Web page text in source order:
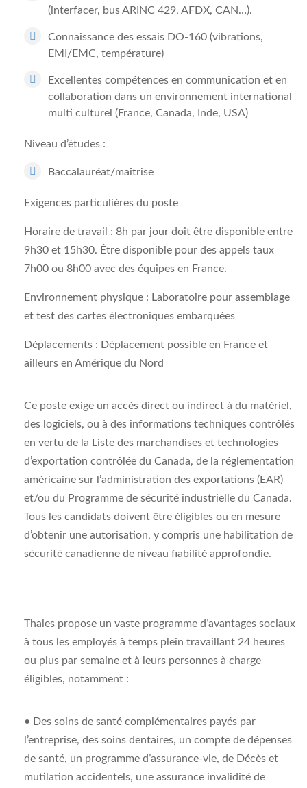
(interfacer, bus ARINC 429, AFDX, CAN…).
Connaissance des essais DO‑160 (vibrations,
EMI/EMC, température)
Excellentes compétences en communication et en
collaboration dans un environnement international
multi culturel (France, Canada, Inde, USA)
Niveau d’études :
Baccalauréat/maîtrise
Exigences particulières du poste
Horaire de travail : 8h par jour doit être disponible entre
9h30 et 15h30. Être disponible pour des appels taux
7h00 ou 8h00 avec des équipes en France.
Environnement physique : Laboratoire pour assemblage
et test des cartes électroniques embarquées
Déplacements : Déplacement possible en France et
ailleurs en Amérique du Nord
Ce poste exige un accès direct ou indirect à du matériel,
des logiciels, ou à des informations techniques contrôlés
en vertu de la Liste des marchandises et technologies
d’exportation contrôlée du Canada, de la réglementation
américaine sur l’administration des exportations (EAR)
et/ou du Programme de sécurité industrielle du Canada.
Tous les candidats doivent être éligibles ou en mesure
d’obtenir une autorisation, y compris une habilitation de
sécurité canadienne de niveau fiabilité approfondie.
Thales propose un vaste programme d’avantages sociaux
à tous les employés à temps plein travaillant 24 heures
ou plus par semaine et à leurs personnes à charge
éligibles, notamment :
• Des soins de santé complémentaires payés par
l’entreprise, des soins dentaires, un compte de dépenses
de santé, un programme d’assurance-vie, de Décès et
mutilation accidentels, une assurance invalidité de